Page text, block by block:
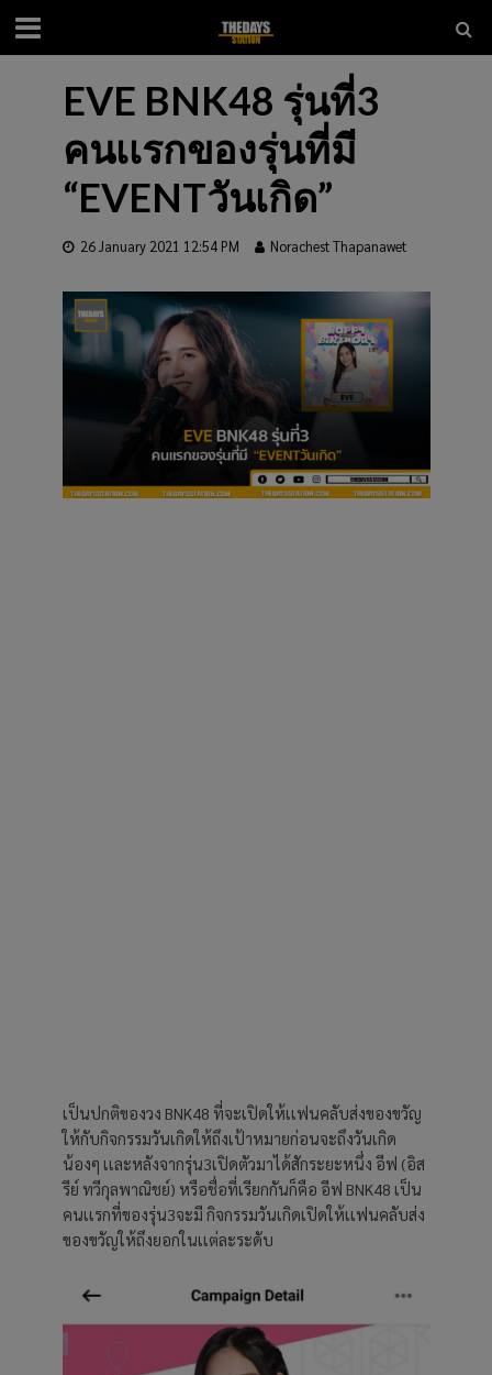
EVE BNK48 รุ่นที่3
คนเเรกของรุ่นที่มี
“EVENTวันเกิด”
26 January 2021 12:54 PM Norachest Thapanawet
เป็นปกติของวง BNK48 ที่จะเปิดให้เเฟนคลับส่งของขวัญ
ให้กับกิจกรรมวันเกิดให้ถึงเป้าหมายก่อนจะถึงวันเกิด
น้องๆ เเละหลังจากรุ่น3เปิดตัวมาได้สักระยะหนึ่ง อีฟ (อิส
รีย์ ทวีกุลพาณิชย์) หรือชื่อที่เรียกกันก็คือ อีฟ BNK48 เป็น
คนเเรกที่ของรุ่น3จะมี กิจกรรมวันเกิดเปิดให้เเฟนคลับส่ง
ของขวัญให้ถึงยอกในเเต่ละระดับ